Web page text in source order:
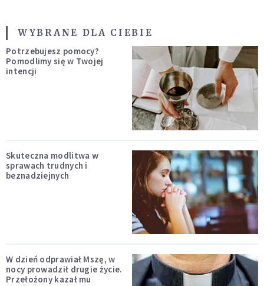
WYBRANE DLA CIEBIE
Potrzebujesz pomocy?
Pomodlimy się w Twojej
intencji
Skuteczna modlitwa w
sprawach trudnych i
beznadziejnych
W dzień odprawiał Mszę, w
nocy prowadził drugie życie.
Przełożony kazał mu